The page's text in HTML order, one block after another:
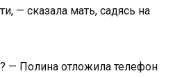
— сказала мать, садясь на
— Полина отложила телефон